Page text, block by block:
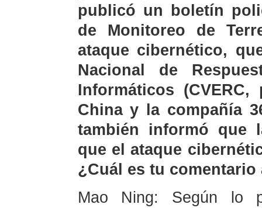
publicó un boletín
de Monitoreo de
ataque cibernético,
Nacional de
Informáticos
China y la compañía
también informó que
que el ataque
¿Cuál es tu comentario
Mao Ning: Según lo